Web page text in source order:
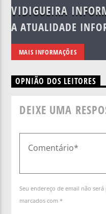
VIDIGUEIRA
A ATUALIDADE
MAIS INFORMAÇÕES
OPNIÃO DOS LEITORES
DEIXE UMA
Seu endereço de email não
marcados com *